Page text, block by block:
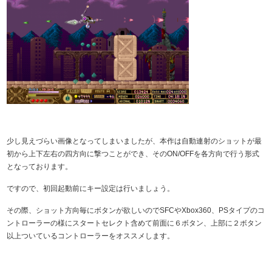
少し見えづらい画像となってしまいましたが、本作は自動連射のショットが最
初から上下左右の四方向に撃つことができ、そのON/OFFを各方向で行う形式
となっております。
ですので、初回起動前にキー設定は行いましょう。
その際、ショット方向毎にボタンが欲しいのでSFCやXbox360、PSタイプのコ
ントローラーの様にスタートセレクト含めて前面に６ボタン、上部に２ボタン
以上ついているコントローラーをオススメします。